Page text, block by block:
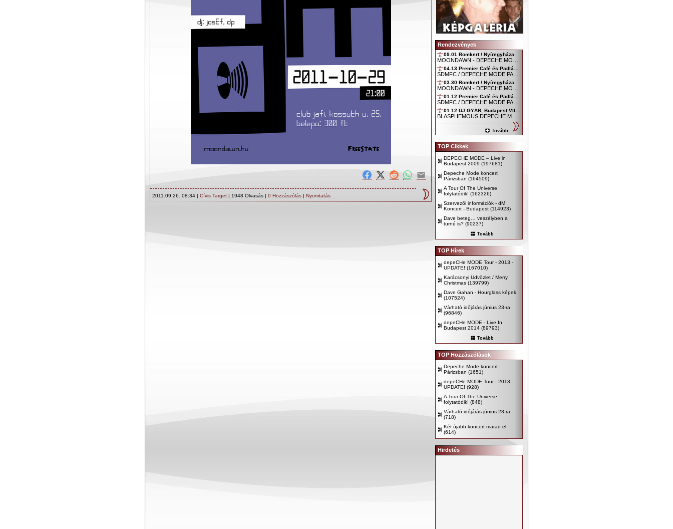
2011.09.26. 08:34 | Cívis Target | 1948 Olvasás | 0 Hozzászólás | Nyomtatás
Rendezvények
09.01 Romkert / Nyíregyháza
03.30 Romkert / Nyíregyháza
Tovább
TOP Cikkek
DEPECHE MODE – Live in
Budapest 2009 (197681)
Depeche Mode koncert
Párizsban (164509)
A Tour Of The Universe
folytatódik! (162326)
Szervezői információk - dM
Koncert - Budapest (114923)
Dave beteg… veszélyben a
turné is? (90237)
Tovább
TOP Hírek
depeCHe MODE Tour - 2013 -
UPDATE! (167010)
Karácsonyi Üdvözlet / Merry
Christmas (139799)
Dave Gahan - Hourglass képek
(107524)
Várható időjárás június 23-ra
(96846)
depeCHe MODE - Live In
Budapest 2014 (89793)
Tovább
TOP Hozzászólások
Depeche Mode koncert
Párizsban (1651)
depeCHe MODE Tour - 2013 -
UPDATE! (928)
A Tour Of The Universe
folytatódik! (848)
Várható időjárás június 23-ra
(718)
Két újabb koncert marad el
(614)
Hirdetés